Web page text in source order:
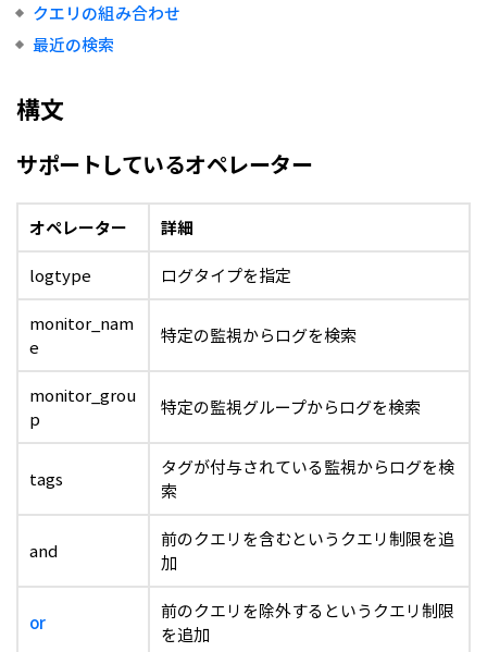
クエリの組み合わせ
最近の検索
構文
サポートしているオペレーター
オペレーター
詳細
logtype
ログタイプを指定
monitor_nam
e
特定の監視からログを検索
monitor_grou
p
特定の監視グループからログを検索
tags
タグが付与されている監視からログを検
索
and
前のクエリを含むというクエリ制限を追
加
or
前のクエリを除外するというクエリ制限
を追加